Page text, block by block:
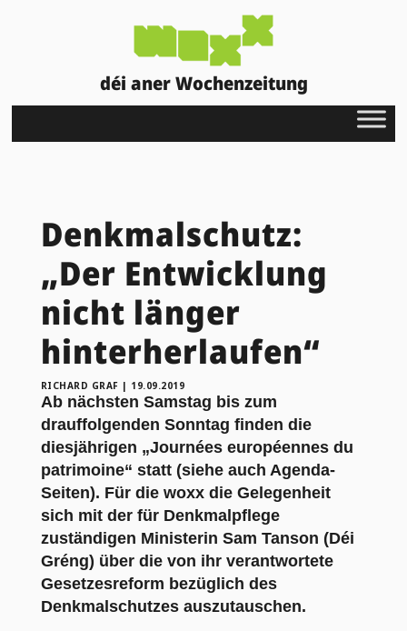
déi aner Wochenzeitung
Denkmalschutz:
„Der Entwicklung
nicht länger
hinterherlaufen“
RICHARD GRAF | 19.09.2019
Ab nächsten Samstag bis zum
drauffolgenden Sonntag finden die
diesjährigen „Journées européennes du
patrimoine“ statt (siehe auch Agenda-
Seiten). Für die woxx die Gelegenheit
sich mit der für Denkmalpflege
zuständigen Ministerin Sam Tanson (Déi
Gréng) über die von ihr verantwortete
Gesetzesreform bezüglich des
Denkmalschutzes auszutauschen.